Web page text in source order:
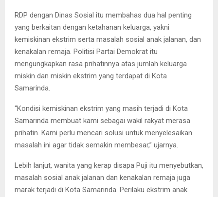
RDP dengan Dinas Sosial itu membahas dua hal penting
yang berkaitan dengan ketahanan keluarga, yakni
kemiskinan ekstrim serta masalah sosial anak jalanan, dan
kenakalan remaja. Politisi Partai Demokrat itu
mengungkapkan rasa prihatinnya atas jumlah keluarga
miskin dan miskin ekstrim yang terdapat di Kota
Samarinda.
“Kondisi kemiskinan ekstrim yang masih terjadi di Kota
Samarinda membuat kami sebagai wakil rakyat merasa
prihatin. Kami perlu mencari solusi untuk menyelesaikan
masalah ini agar tidak semakin membesar,” ujarnya.
Lebih lanjut, wanita yang kerap disapa Puji itu menyebutkan,
masalah sosial anak jalanan dan kenakalan remaja juga
marak terjadi di Kota Samarinda. Perilaku ekstrim anak